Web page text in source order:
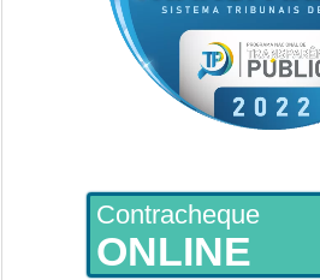
Contracheque
ONLINE